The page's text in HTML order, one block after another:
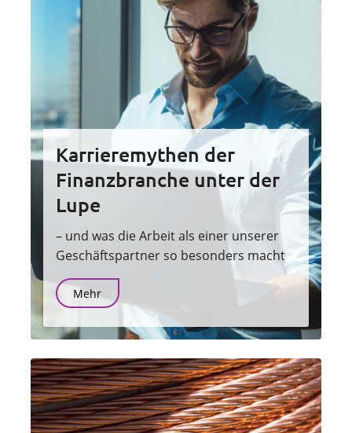
Karrieremythen der
Finanzbranche unter der
Lupe
– und was die Arbeit als einer unserer
Geschäftspartner so besonders macht
Mehr